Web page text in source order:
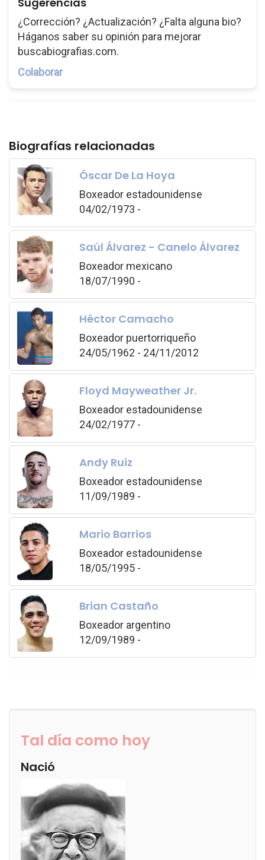
¿Corrección? ¿Actualización? ¿Falta alguna bio?
Háganos saber su opinión para mejorar
buscabiografias.com.
Colaborar
Biografías relacionadas
Óscar De La Hoya
Boxeador estadounidense
04/02/1973 -
Saúl Álvarez - Canelo Álvarez
Boxeador mexicano
18/07/1990 -
Héctor Camacho
Boxeador puertorriqueño
24/05/1962 - 24/11/2012
Floyd Mayweather Jr.
Boxeador estadounidense
24/02/1977 -
Andy Ruiz
Boxeador estadounidense
11/09/1989 -
Mario Barrios
Boxeador estadounidense
18/05/1995 -
Brian Castaño
Boxeador argentino
12/09/1989 -
Tal día como hoy
Nació